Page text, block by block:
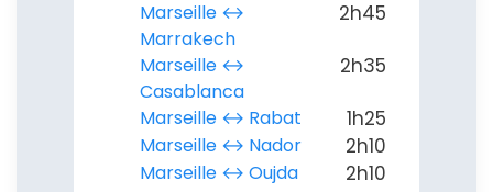
Marseille ↔︎
Marrakech
2h45
Marseille ↔︎
Casablanca
2h35
Marseille ↔︎ Rabat 1h25
Marseille ↔︎ Nador 2h10
Marseille ↔︎ Oujda 2h10